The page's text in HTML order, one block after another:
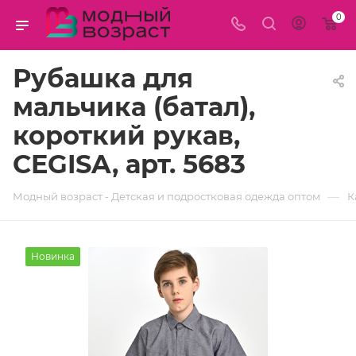
0
Рубашка для
мальчика (батал),
короткий рукав,
CEGISA, арт. 5683
Модный возраст - Детская и подростковая одежда оптом —
Новинка